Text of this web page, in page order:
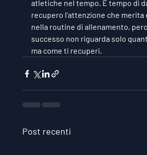
atletiche nel tempo. È tempo di
recupero l’attenzione che
nella routine di allenamento,
successo non riguarda solo
ma come ti recuperi.
Post recenti